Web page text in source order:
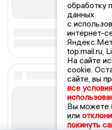
обработку
данных
с
интернет-
top.mail.ru,
На сайте
cookie.
сайте, вы
все условия
Вы можете
или
покинуть